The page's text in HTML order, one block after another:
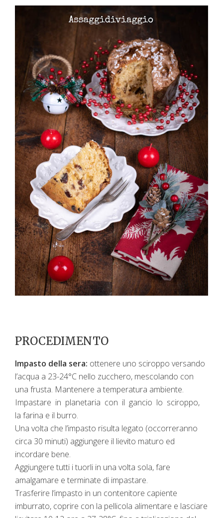
PROCEDIMENTO
Impasto della sera: ottenere uno sciroppo versando
l’acqua a 23-24°C nello zucchero, mescolando con
una frusta. Mantenere a temperatura ambiente.
Impastare in planetaria con il gancio lo sciroppo,
la farina e il burro.
Una volta che l’impasto risulta legato (occorreranno
circa 30 minuti) aggiungere il lievito maturo ed
incordare bene.
Aggiungere tutti i tuorli in una volta sola, fare
amalgamare e terminate di impastare.
Trasferire l’impasto in un contenitore capiente
imburrato, coprire con la pellicola alimentare e lasciare